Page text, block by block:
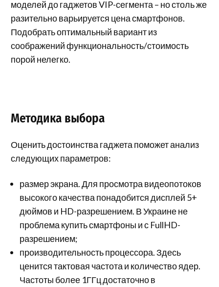
моделей до гаджетов VIP-сегмента – но столь же
разительно варьируется цена смартфонов.
Подобрать оптимальный вариант из
соображений функциональность/стоимость
порой нелегко.
Методика выбора
Оценить достоинства гаджета поможет анализ
следующих параметров:
размер экрана. Для просмотра видеопотоков
высокого качества понадобится дисплей 5+
дюймов и HD-разрешением. В Украине не
проблема купить смартфоны и с FullHD-
разрешением;
производительность процессора. Здесь
ценится тактовая частота и количество ядер.
Частоты более 1ГГц достаточно в